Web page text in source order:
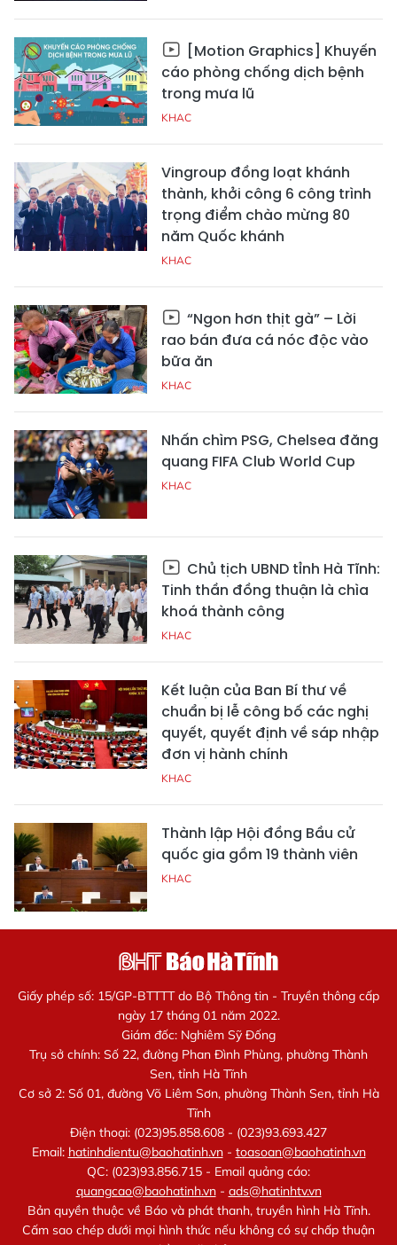
[Motion Graphics] Khuyến
cáo phòng chống dịch bệnh
trong mưa lũ
KHAC
Vingroup đồng loạt khánh
thành, khởi công 6 công trình
trọng điểm chào mừng 80
năm Quốc khánh
KHAC
“Ngon hơn thịt gà” – Lời
rao bán đưa cá nóc độc vào
bữa ăn
KHAC
Nhấn chìm PSG, Chelsea đăng
quang FIFA Club World Cup
KHAC
Chủ tịch UBND tỉnh Hà Tĩnh:
Tinh thần đồng thuận là chìa
khoá thành công
KHAC
Kết luận của Ban Bí thư về
chuẩn bị lễ công bố các nghị
quyết, quyết định về sáp nhập
đơn vị hành chính
KHAC
Thành lập Hội đồng Bầu cử
quốc gia gồm 19 thành viên
KHAC
Giấy phép số: 15/GP-BTTTT do Bộ Thông tin - Truyền thông cấp
ngày 17 tháng 01 năm 2022.
Giám đốc: Nghiêm Sỹ Đống
Trụ sở chính: Số 22, đường Phan Đình Phùng, phường Thành
Sen, tỉnh Hà Tĩnh
Cơ sở 2: Số 01, đường Võ Liêm Sơn, phường Thành Sen, tỉnh Hà
Tĩnh
Điện thoại: (023)95.858.608 - (023)93.693.427
Email: hatinhdientu@baohatinh.vn- toasoan@baohatinh.vn
QC: (023)93.856.715 - Email quảng cáo:
quangcao@baohatinh.vn- ads@hatinhtv.vn
Bản quyền thuộc về Báo và phát thanh, truyền hình Hà Tĩnh.
Cấm sao chép dưới mọi hình thức nếu không có sự chấp thuận